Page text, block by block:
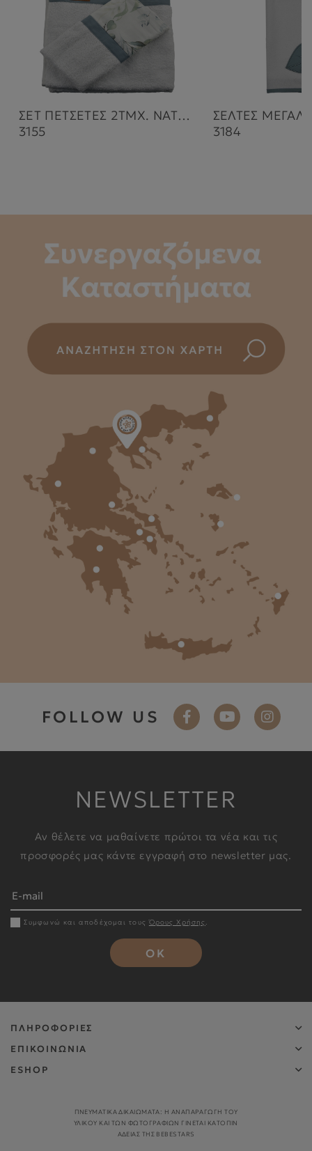
ΣΕΤ ΠΕΤΣΕΤΕΣ 2ΤΜΧ. NATURE
3155
ΣΕΛΤΕΣ
3184
FOLLOW US
NEWSLETTER
Αν θέλετε να μαθαίνετε πρώτοι τα νέα και τις
προσφορές μας κάντε εγγραφή στο newsletter μας.
Συμφωνώ και αποδέχομαι τουςΌρους Χρήσης .
OK
ΠΛΗΡΟΦΟΡΙΕΣ
ΕΠΙΚΟΙΝΩΝΙΑ
ESHOP
ΠΝΕΥΜΑΤΙΚΑ ΔΙΚΑΙΩΜΑΤΑ: Η ΑΝΑΠΑΡΑΓΩΓΉ ΤΟΥ
ΥΛΙΚΟΎ ΚΑΙ ΤΩΝ ΦΩΤΟΓΡΑΦΙΏΝ ΓΊΝΕΤΑΙ ΚΑΤΌΠΙΝ
ΑΔΕΊΑΣ ΤΗΣ BEBESTARS